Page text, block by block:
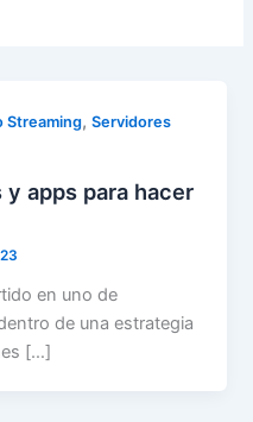
Streaming,Servidores
apps para hacer
en uno de
de una estrategia
[…]